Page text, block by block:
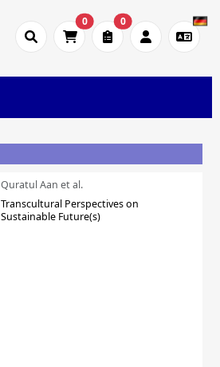
0 0
Quratul Aan et al.
Transcultural Perspectives on
Sustainable Future(s)